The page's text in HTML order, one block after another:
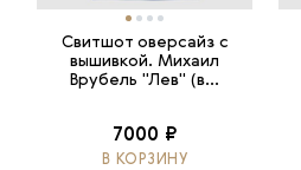
Свитшот оверсайз с
вышивкой. Михаил
Врубель "Лев" (в...
7000 ₽
В КОРЗИНУ